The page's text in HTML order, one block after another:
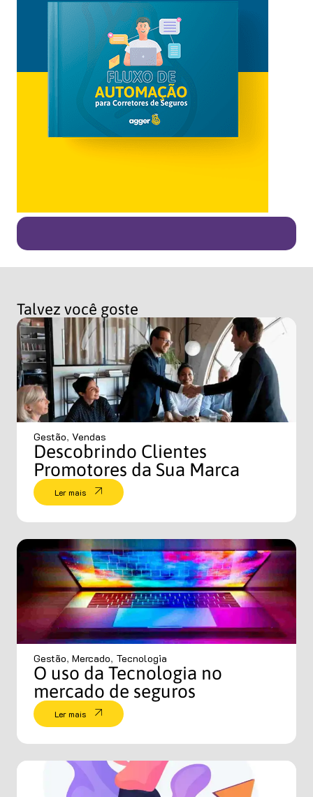
Talvez você goste
Gestão, Vendas
Descobrindo Clientes
Promotores da Sua Marca
Ler mais
Gestão, Mercado, Tecnologia
O uso da Tecnologia no
mercado de seguros
Ler mais